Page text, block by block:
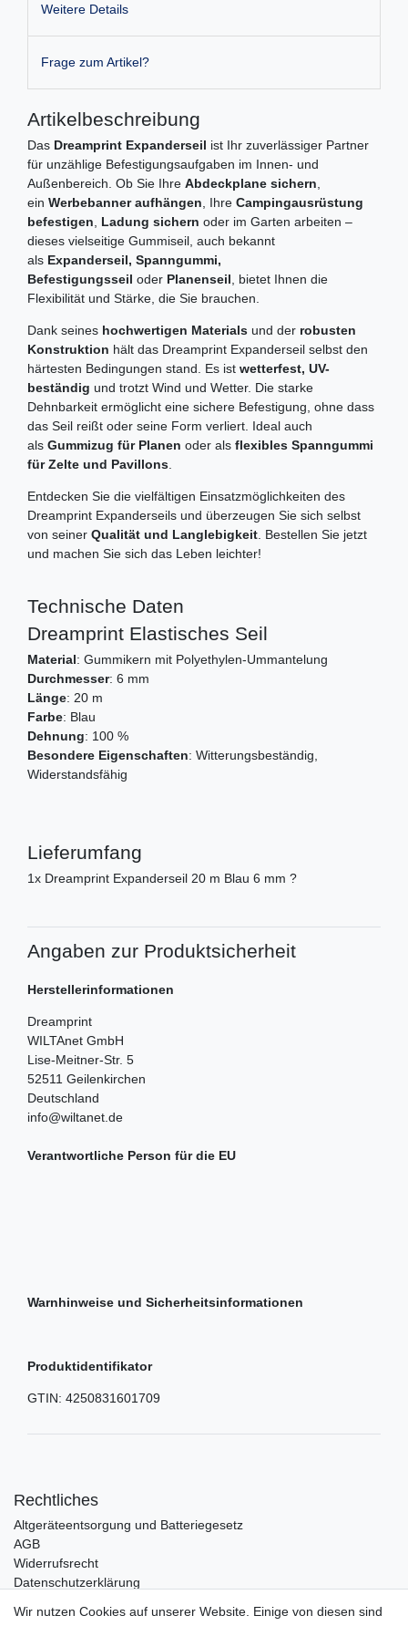
Weitere Details
Frage zum Artikel?
Artikelbeschreibung
Das Dreamprint Expanderseil ist Ihr zuverlässiger Partner
für unzählige Befestigungsaufgaben im Innen- und
Außenbereich. Ob Sie Ihre Abdeckplane sichern,
ein Werbebanner aufhängen, Ihre Campingausrüstung
befestigen, Ladung sichern oder im Garten arbeiten –
dieses vielseitige Gummiseil, auch bekannt
als Expanderseil, Spanngummi,
Befestigungsseil oder Planenseil, bietet Ihnen die
Flexibilität und Stärke, die Sie brauchen.
Dank seines hochwertigen Materials und der robusten
Konstruktion hält das Dreamprint Expanderseil selbst den
härtesten Bedingungen stand. Es ist wetterfest, UV-
beständig und trotzt Wind und Wetter. Die starke
Dehnbarkeit ermöglicht eine sichere Befestigung, ohne dass
das Seil reißt oder seine Form verliert. Ideal auch
als Gummizug für Planen oder als flexibles Spanngummi
für Zelte und Pavillons.
Entdecken Sie die vielfältigen Einsatzmöglichkeiten des
Dreamprint Expanderseils und überzeugen Sie sich selbst
von seiner Qualität und Langlebigkeit. Bestellen Sie jetzt
und machen Sie sich das Leben leichter!
Technische Daten
Dreamprint Elastisches Seil
Material: Gummikern mit Polyethylen-Ummantelung
Durchmesser: 6 mm
Länge: 20 m
Farbe: Blau
Dehnung: 100 %
Besondere Eigenschaften: Witterungsbeständig,
Widerstandsfähig
Lieferumfang
1x Dreamprint Expanderseil 20 m Blau 6 mm ?
Angaben zur Produktsicherheit
Herstellerinformationen
Dreamprint
WILTAnet GmbH
Lise-Meitner-Str. 5
52511 Geilenkirchen
Deutschland
info@wiltanet.de
Verantwortliche Person für die EU
Warnhinweise und Sicherheitsinformationen
Produktidentifikator
GTIN: 4250831601709
Rechtliches
Altgeräteentsorgung und Batteriegesetz
AGB
Widerrufsrecht
Datenschutzerklärung
Impressum
Wir nutzen Cookies auf unserer Website. Einige von diesen sind